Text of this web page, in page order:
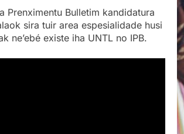
Prenximentu Bulletim kandidatura
sira tuir area espesialidade husi
ne’ebé existe iha UNTL no IPB.